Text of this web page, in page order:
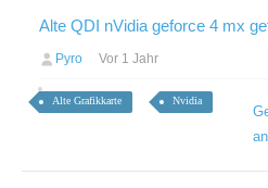
Alte QDI nVidia geforce 4 mx
Pyro Vor 1 Jahr
Alte Grafikkarte Nvidia